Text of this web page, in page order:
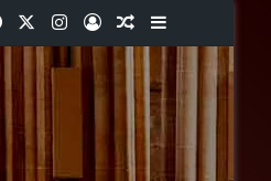
FacebookInstagram
EntrarArtigo aleatório
Barra